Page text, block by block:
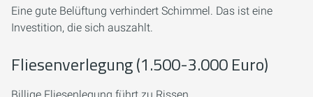
Eine gute Belüftung verhindert Schimmel. Das ist eine
Investition, die sich auszahlt.
Fliesenverlegung (1.500-3.000 Euro)